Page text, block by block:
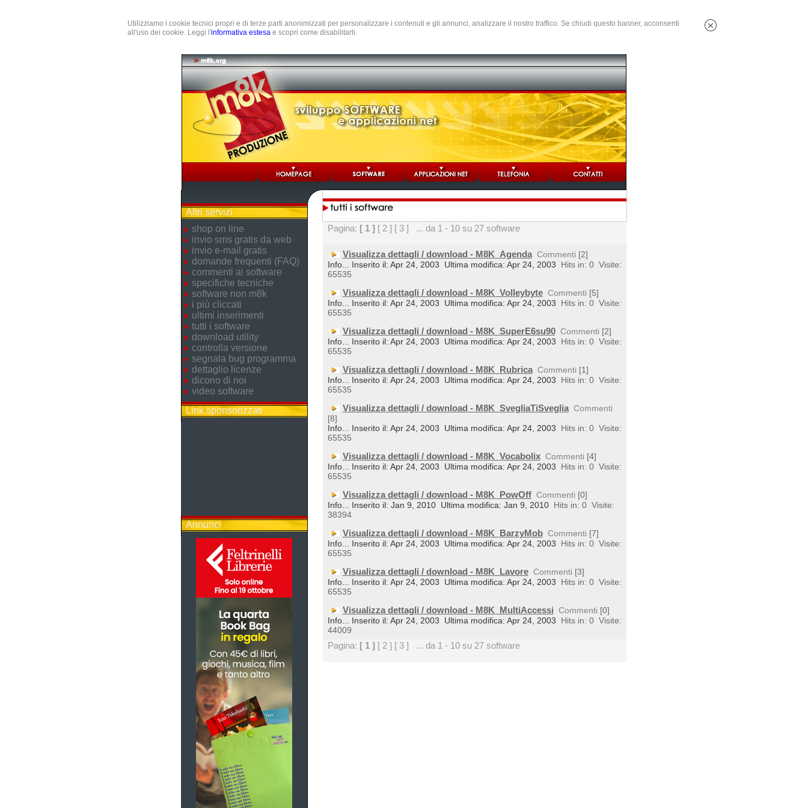
Utilizziamo i cookie tecnici propri e di terze parti anonimizzati per personalizzare i contenuti e gli annunci, analizzare il nostro traffico. Se chiudi questo banner, acconsenti
all'uso dei cookie. Leggi l'informativa estesa e scopri come disabilitarli.
Altri servizi
shop on line
invio sms gratis da web
invio e-mail gratis
domande frequenti (FAQ)
commenti ai software
specifiche tecniche
software non m8k
i più cliccati
ultimi inserimenti
tutti i software
download utility
controlla versione
segnala bug programma
dettaglio licenze
dicono di noi
video software
Link sponsorizzati
Annunci
Pagina: [ 1 ] [ 2 ] [ 3 ] ... da 1 - 10 su 27 software
Visualizza dettagli / download - M8K_Agenda Commenti [2]
Info... Inserito il: Apr 24, 2003
Ultima modifica: Apr 24, 2003 Hits in: 0 Visite:
65535
Visualizza dettagli / download - M8K_Volleybyte Commenti [5]
Info... Inserito il: Apr 24, 2003
Ultima modifica: Apr 24, 2003 Hits in: 0 Visite:
65535
Visualizza dettagli / download - M8K_SuperE6su90 Commenti [2]
Info... Inserito il: Apr 24, 2003
Ultima modifica: Apr 24, 2003 Hits in: 0 Visite:
65535
Visualizza dettagli / download - M8K_Rubrica Commenti [1]
Info... Inserito il: Apr 24, 2003
Ultima modifica: Apr 24, 2003 Hits in: 0 Visite:
65535
Visualizza dettagli / download - M8K_SvegliaTiSveglia Commenti
[8]
Info... Inserito il: Apr 24, 2003
Ultima modifica: Apr 24, 2003 Hits in: 0 Visite:
65535
Visualizza dettagli / download - M8K_Vocabolix Commenti [4]
Info... Inserito il: Apr 24, 2003
Ultima modifica: Apr 24, 2003 Hits in: 0 Visite:
65535
Visualizza dettagli / download - M8K_PowOff Commenti [0]
Info... Inserito il: Jan 9, 2010 Ultima modifica: Jan 9, 2010 Hits in: 0 Visite:
38394
Visualizza dettagli / download - M8K_BarzyMob Commenti [7]
Info... Inserito il: Apr 24, 2003
Ultima modifica: Apr 24, 2003 Hits in: 0 Visite:
65535
Visualizza dettagli / download - M8K_Lavore Commenti [3]
Info... Inserito il: Apr 24, 2003
Ultima modifica: Apr 24, 2003 Hits in: 0 Visite:
65535
Visualizza dettagli / download - M8K_MultiAccessi Commenti [0]
Info... Inserito il: Apr 24, 2003
Ultima modifica: Apr 24, 2003 Hits in: 0 Visite:
44009
Pagina: [ 1 ] [ 2 ] [ 3 ] ... da 1 - 10 su 27 software